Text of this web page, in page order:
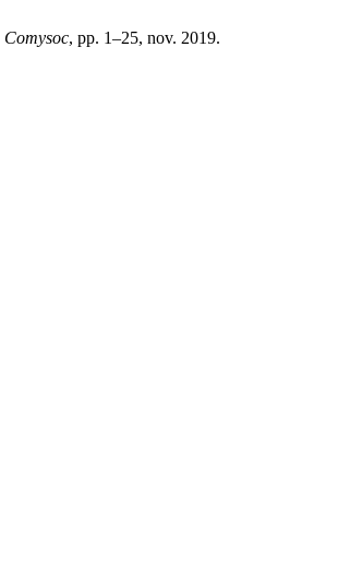
Comysoc, pp. 1–25, nov. 2019.